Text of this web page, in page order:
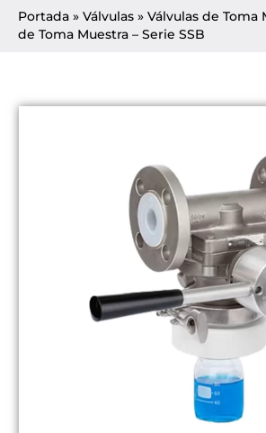
Portada » Válvulas » Válvulas de Toma
de Toma Muestra – Serie SSB